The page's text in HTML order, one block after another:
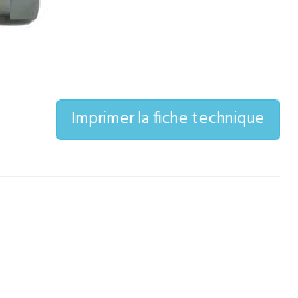
Imprimer la fiche technique